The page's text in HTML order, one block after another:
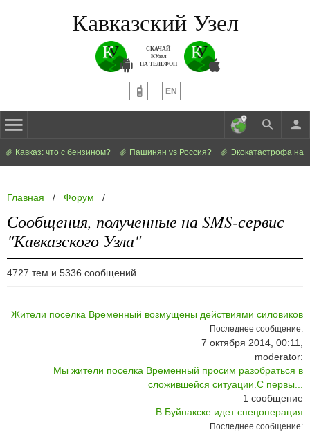
Кавказский Узел
СКАЧАЙ
КУзел
НА ТЕЛЕФОН
EN
Кавказ: что с бензином? Пашинян vs Россия? Экокатастрофа на
Главная / Форум /
Сообщения, полученные на SMS-сервис
"Кавказского Узла"
4727 тем и 5336 сообщений
Жители поселка Временный возмущены действиями силовиков
Последнее сообщение:
7 октября 2014, 00:11,
moderator:
Мы жители поселка Временный просим разобраться в
сложившейся ситуации.С первы...
1 сообщение
В Буйнакске идет спецоперация
Последнее сообщение: